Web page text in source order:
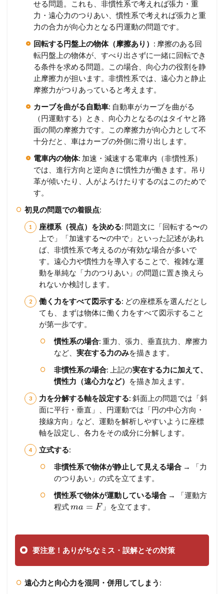
せる問題。これも、非慣性系で考えれば張力・重
力・遠心力のつりあい、慣性系で考えれば張力と重
力の合力が向心力となる円運動の問題です。
回転する円盤上の物体（摩擦あり） : 摩擦のある回
転円盤上の物体が、すべり出さずに一緒に回転でき
る条件を求める問題。この場合、向心力の役割を静
止摩擦力が担います。非慣性系では、遠心力と静止
摩擦力がつりあっていると考えます。
カーブを曲がる自動車: 自動車がカーブを曲がる
（円運動する）とき、向心力となるのはタイヤと路
面の間の摩擦力です。この摩擦力が向心力として不
十分だと、車はカーブの外側に滑り出します。
電車内の物体: 加速・減速する電車内（非慣性系）
では、進行方向と逆向きに慣性力が働きます。吊り
革が傾いたり、人がよろけたりするのはこのためで
す。
初見の問題での着眼点:
座標系（視点）を決める: 問題文に「回転する〜の
上で」「加速する〜の中で」といった記述があれ
ば、非慣性系で考えるのが有効な場合が多いで
す。遠心力や慣性力を導入することで、複雑な運
動を単純な「力のつりあい」の問題に置き換えら
れないか検討します。
働く力をすべて図示する: どの座標系を選んだとし
ても、まずは物体に働く力をすべて図示すること
が第一歩です。
慣性系の場合: 重力、張力、垂直抗力、摩擦力
など、実在する力のみを描きます。
非慣性系の場合: 上記の実在する力に加えて、
慣性力（遠心力など）
を描き加えます。
力を分解する軸を設定する: 斜面上の問題では「斜
面に平行・垂直」、円運動では「円の中心方向・
接線方向」など、運動を解析しやすいように座標
軸を設定し、各力をその成分に分解します。
立式する:
非慣性系で物体が静止して見える場合 → 「力
のつりあい」の式を立てます。
慣性系で物体が運動している場合 → 「運動方
程式ma = F 」を立てます。
要注意！ありがちなミス・誤解とその対策
遠心力と向心力を混同・併用してしまう :